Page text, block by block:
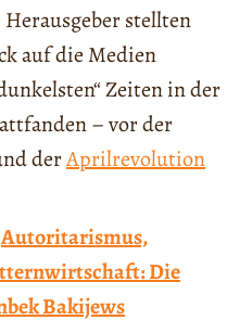
stellten
auf die Medien
Zeiten in der
– vor der
derAprilrevolution
Autoritarismus,
Die
Bakijews